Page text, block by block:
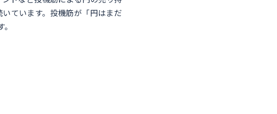
ています。投機筋が「円はまだ